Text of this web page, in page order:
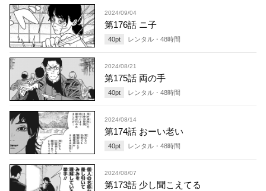
2024/09/04
第176話 ニ子
40pt レンタル・ 48時間
2024/08/21
第175話 両の手
40pt レンタル・ 48時間
2024/08/14
第174話 おーい老い
40pt レンタル・ 48時間
2024/08/07
第173話 少し聞こえてる